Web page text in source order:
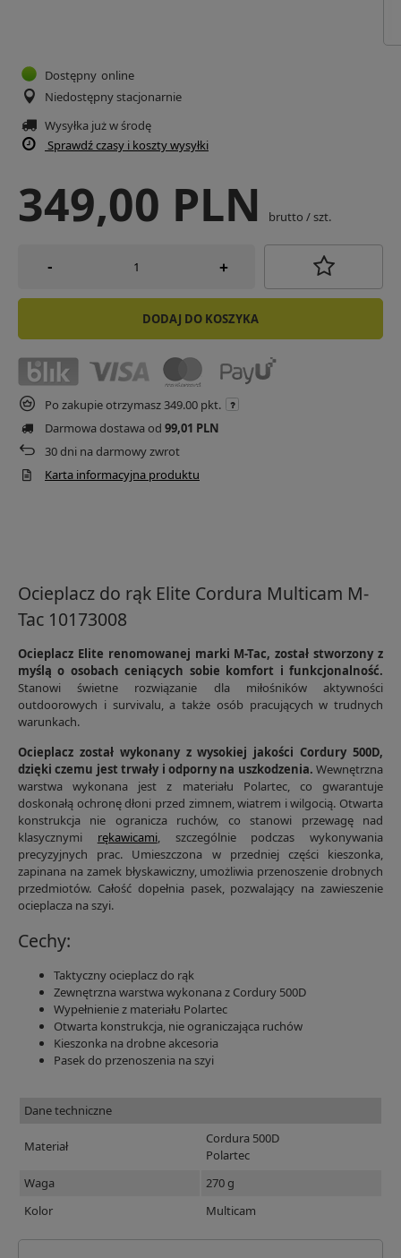
Dostępny online
Niedostępny stacjonarnie
Wysyłka jużw środę
Sprawdź czasy i koszty wysyłki
349,00 PLN brutto /szt.
- +
DODAJ DO KOSZYKA
Po zakupie otrzymasz 349.00 pkt.
Darmowa dostawa od 99,01 PLN
30dni na darmowy zwrot
Karta informacyjna produktu
Ocieplacz do rąk Elite Cordura Multicam M-
Tac 10173008
Ocieplacz Elite renomowanej marki M-Tac, został stworzony z
myślą o osobach ceniących sobie komfort i funkcjonalność.
Stanowi świetne rozwiązanie dla miłośników aktywności
outdoorowych i survivalu, a także osób pracujących w trudnych
warunkach.
Ocieplacz został wykonany z wysokiej jakości Cordury 500D,
dzięki czemu jest trwały i odporny na uszkodzenia. Wewnętrzna
warstwa wykonana jest z materiału Polartec, co gwarantuje
doskonałą ochronę dłoni przed zimnem, wiatrem i wilgocią. Otwarta
konstrukcja nie ogranicza ruchów, co stanowi przewagę nad
klasycznymi rękawicami, szczególnie podczas wykonywania
precyzyjnych prac. Umieszczona w przedniej części kieszonka,
zapinana na zamek błyskawiczny, umożliwia przenoszenie drobnych
przedmiotów. Całość dopełnia pasek, pozwalający na zawieszenie
ocieplacza na szyi.
Cechy:
Taktyczny ocieplacz do rąk
Zewnętrzna warstwa wykonana z Cordury 500D
Wypełnienie z materiału Polartec
Otwarta konstrukcja, nie ograniczająca ruchów
Kieszonka na drobne akcesoria
Pasek do przenoszenia na szyi
Dane techniczne
Materiał
Cordura 500D
Polartec
Waga
270 g
Kolor
Multicam